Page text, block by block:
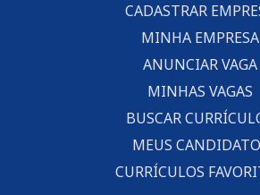
CADASTRAR
MINHA EMPRESA
ANUNCIAR VAGA
MINHAS VAGAS
BUSCAR
MEUS
CURRÍCULOS